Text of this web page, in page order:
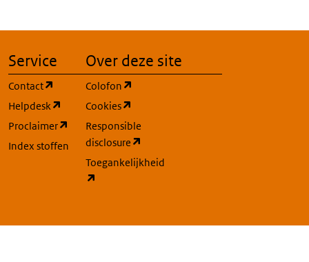
Service
Contact
(opent in een nieuw tabblad)
Helpdesk
(opent in een nieuw tabblad)
Proclaimer
(opent in een nieuw tabblad)
Index stoffen
Over deze site
Colofon
Cookies
Responsible
disclosure
Toegankelijkheid